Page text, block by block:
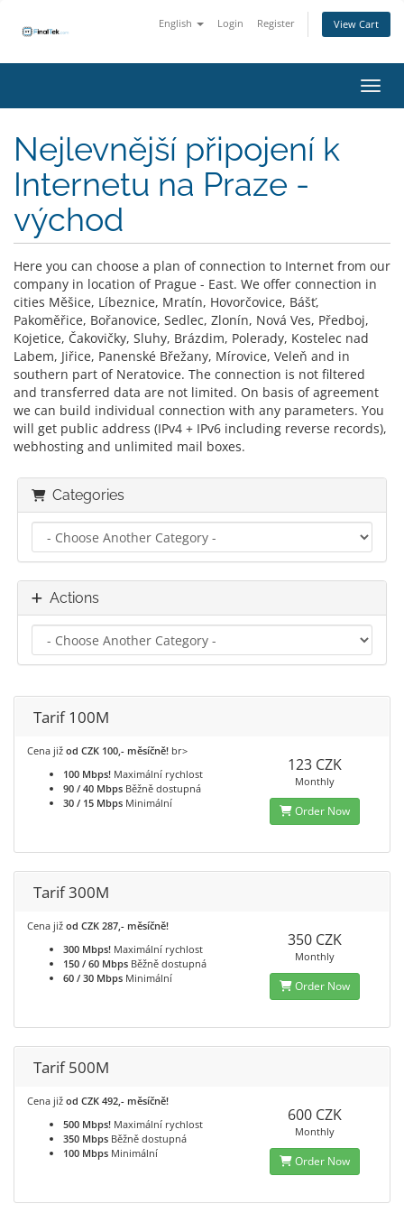
English Login Register View Cart
Nejlevnější připojení k
Internetu na Praze -
východ
Here you can choose a plan of connection to Internet from our
company in location of Prague - East. We offer connection in
cities Měšice, Líbeznice, Mratín, Hovorčovice, Bášť,
Pakoměřice, Bořanovice, Sedlec, Zlonín, Nová Ves, Předboj,
Kojetice, Čakovičky, Sluhy, Brázdim, Polerady, Kostelec nad
Labem, Jiřice, Panenské Břežany, Mírovice, Veleň and in
southern part of Neratovice. The connection is not filtered
and transferred data are not limited. On basis of agreement
we can build individual connection with any parameters. You
will get public address (IPv4 + IPv6 including reverse records),
webhosting and unlimited mail boxes.
Categories
Actions
Tarif 100M
Cena již od CZK 100,- měsíčně! br>
100 Mbps! Maximální rychlost
90 / 40 Mbps Běžně dostupná
30 / 15 Mbps Minimální
123 CZK
Monthly
Order Now
Tarif 300M
Cena již od CZK 287,- měsíčně!
300 Mbps! Maximální rychlost
150 / 60 Mbps Běžně dostupná
60 / 30 Mbps Minimální
350 CZK
Monthly
Order Now
Tarif 500M
Cena již od CZK 492,- měsíčně!
500 Mbps! Maximální rychlost
350 Mbps Běžně dostupná
100 Mbps Minimální
600 CZK
Monthly
Order Now